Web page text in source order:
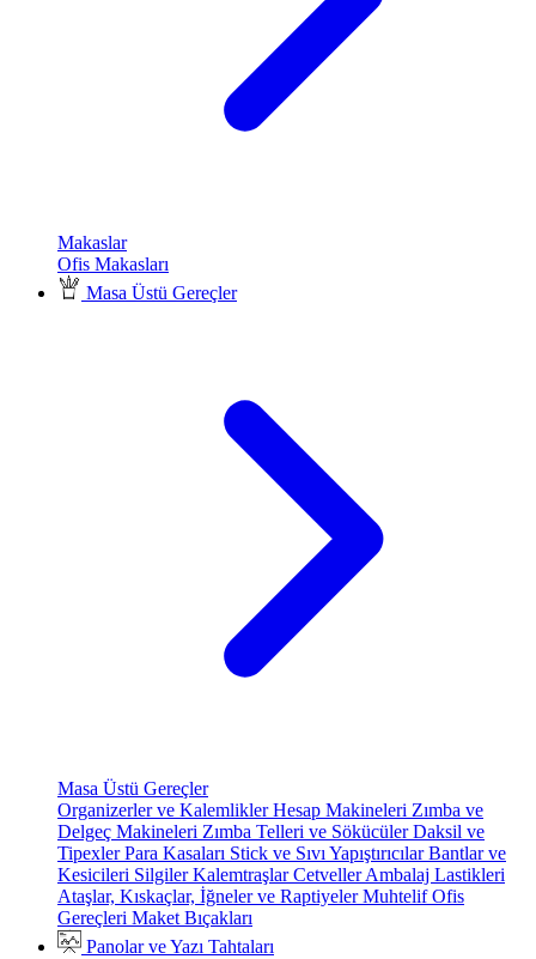
Makaslar
Ofis Makasları
Masa Üstü Gereçler
Masa Üstü Gereçler
Organizerler ve KalemliklerHesap Makineleri Zımba ve
Delgeç Makineleri Zımba Telleri ve SökücülerDaksil ve
TipexlerPara Kasaları Stick ve Sıvı YapıştırıcılarBantlar ve
Kesicileri SilgilerKalemtraşlarCetvellerAmbalaj Lastikleri
Ataşlar, Kıskaçlar, İğneler ve RaptiyelerMuhtelif Ofis
Gereçleri Maket Bıçakları
Panolar ve Yazı Tahtaları